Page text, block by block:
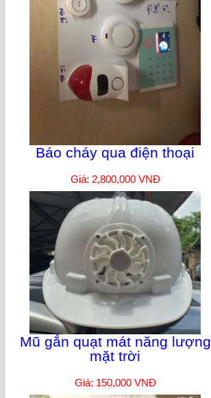
Báo cháy qua điện thoại
Giá: 2,800,000 VNĐ
Mũ gắn quạt mát năng lượng
mặt trời
Giá: 150,000 VNĐ